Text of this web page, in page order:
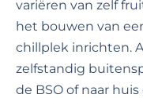
variëren van zelf
het bouwen van
chillplek inrichten.
zelfstandig
de BSO of naar huis